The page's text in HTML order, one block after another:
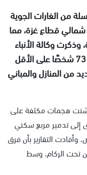
من الغارات الجوية
قطاع غزة، مما
وكالة الأنباء
الفلسطينية أن الغارات أسفرت عن مقتل 73 شخصًا على الأقل
من المنازل والمباني
شنت هجمات مكثفة على
إلى تدمير مربع سكني
التقارير بأن فرق
تحت الركام، وسط